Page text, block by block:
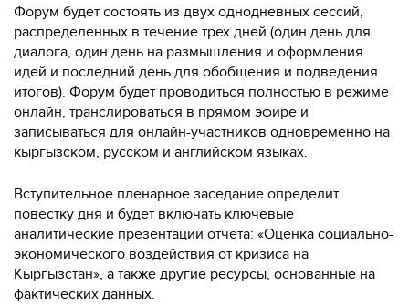
Форум будет состоять из двух однодневных сессий,
распределенных в течение трех дней (один день для
диалога, один день на размышления и оформления
идей и последний день для обобщения и подведения
итогов). Форум будет проводиться полностью в режиме
онлайн, транслироваться в прямом эфире и
записываться для онлайн-участников одновременно на
кыргызском, русском и английском языках.
Вступительное пленарное заседание определит
повестку дня и будет включать ключевые
аналитические презентации отчета: «Оценка социально-
экономического воздействия от кризиса на
Кыргызстан», а также другие ресурсы, основанные на
фактических данных.